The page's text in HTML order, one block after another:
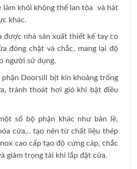
làm khói không thể lan tỏa và hát
khác.
được nhà sản xuất thiết kế tay co
đóng chặt và chắc, mang lại độ
người sử dụng.
phận Doorsill bịt kín khoảng trống
tránh thoát hơi gió khi bật điều
số bộ phận khác như bản lề,
cửa,.. tạo nên từ chất liệu thép
cao cấp tạo độ cứng cáp, chắc
giảm trọng tải khi lắp đặt cửa.